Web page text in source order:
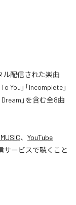
ル配信された楽曲
You」「Incomplete」
Dream」を含む全8曲
、 YouTube
サービスで聴くこと